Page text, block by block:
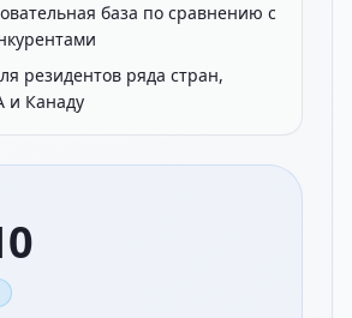
база по сравнению с
резидентов ряда стран,
Канаду